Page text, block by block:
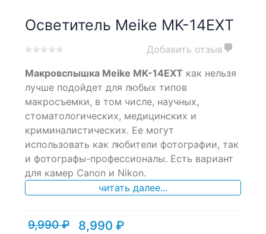
Осветитель Meike MK-14EXT
out
based
on
customer
ratings
Добавить отзыв
Макровспышка Meike MK-14EXT как нельзя
лучше подойдет для любых типов
макросъемки, в том числе, научных,
стоматологических, медицинских и
криминалистических. Ее могут
использовать как любители фотографии, так
и фотографы-профессионалы. Есть вариант
для камер Canon и Nikon.
читать далее...
9,990₽
Первоначальная8,990 ₽
Текущая